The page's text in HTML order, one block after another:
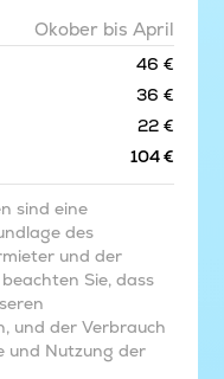
Okober bis April
46 €
36 €
22 €
104 €
sind eine
des
und der
Sie, dass
und der Verbrauch
und Nutzung der